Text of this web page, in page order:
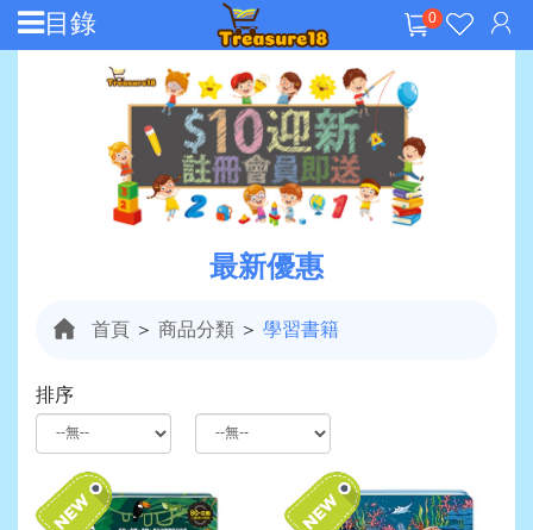
0
目錄
最新優惠
首頁 ＞ 商品分類 ＞ 學習書籍
排序